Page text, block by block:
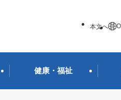
本文へ
健康・福祉